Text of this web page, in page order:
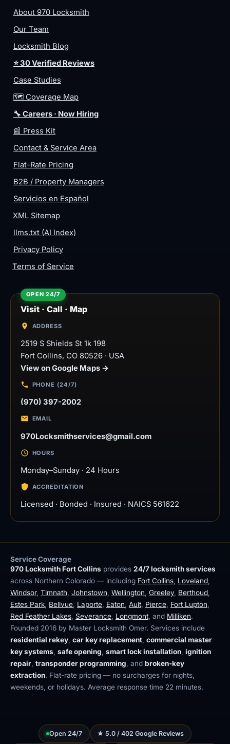
About 970 Locksmith
Our Team
Locksmith Blog
⭐ 30 Verified Reviews
Case Studies
🗺️ Coverage Map
🔧 Careers · Now Hiring
📰 Press Kit
Contact & Service Area
Flat-Rate Pricing
B2B / Property Managers
Servicios en Español
XML Sitemap
llms.txt (AI Index)
Privacy Policy
Terms of Service
Visit · Call · Map
ADDRESS
2519 S Shields St 1k 198
Fort Collins, CO 80526 · USA
View on Google Maps →
PHONE (24/7)
(970) 397-2002
EMAIL
970Locksmithservices@gmail.com
HOURS
Monday–Sunday · 24 Hours
ACCREDITATION
Licensed · Bonded · Insured · NAICS 561622
Service Coverage
970 Locksmith Fort Collins provides 24/7 locksmith services
across Northern Colorado — including Fort Collins Loveland
Windsor, Timnath Johnstown Wellington Greeley Berthoud
Estes Park Bellvue Laporte Eaton Ault Pierce Fort Lupton
Red Feather Lakes Severance Longmont , and Milliken.
Founded 2016 by Master Locksmith Omer. Services include
residential rekey car key replacement commercial master
key systems safe opening smart lock installation ignition
repair transponder programming , and broken-key
extraction. Flat-rate pricing — no surcharges for nights,
weekends, or holidays. Average response time 22 minutes.
Open 24/7 ★ 5.0 / 402 Google Reviews